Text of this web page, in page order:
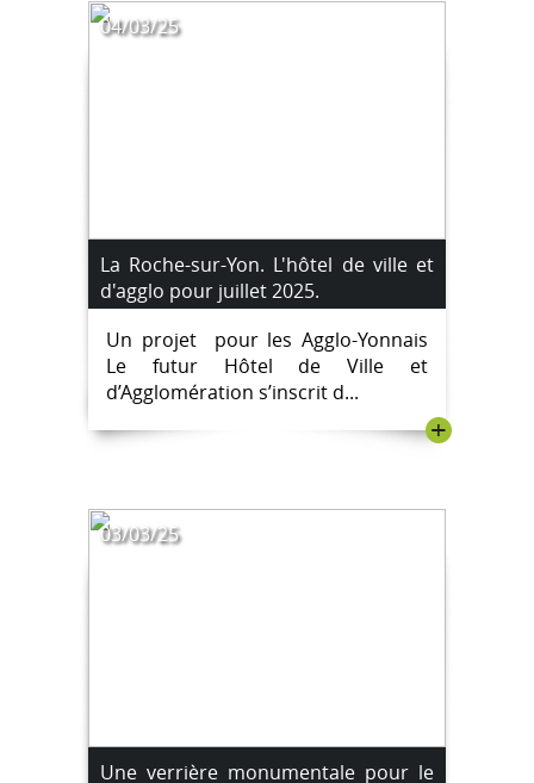
04/03/25
La Roche-sur-Yon. L'hôtel de ville et
d'agglo pour juillet 2025.
Un projet pour les Agglo-Yonnais
Le futur Hôtel de Ville et
d’Agglomération s’inscrit d...
+
03/03/25
Une verrière monumentale pour le